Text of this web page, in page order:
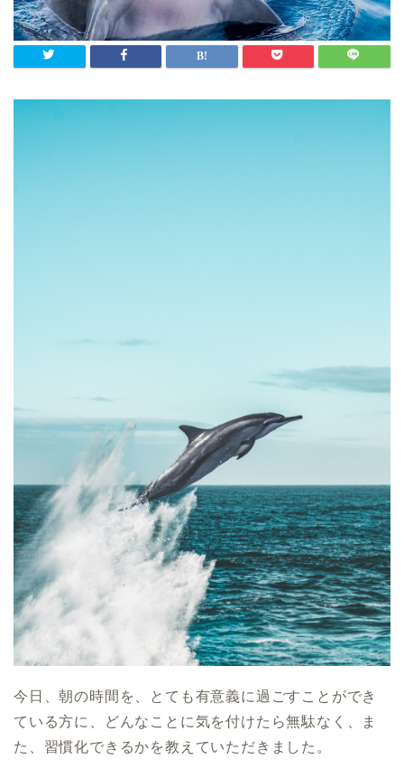
今日、朝の時間を、とても有意義に過ごすことができ
ている方に、どんなことに気を付けたら無駄なく、ま
た、習慣化できるかを教えていただきました。